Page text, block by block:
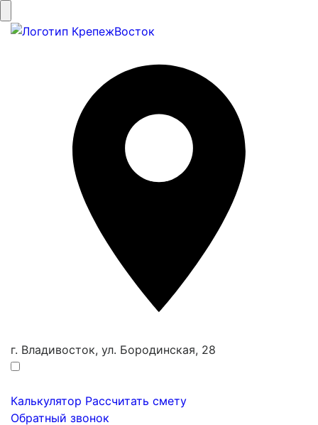
г. Владивосток, ул. Бородинская, 28
Калькулятор Рассчитать смету
Обратный звонок